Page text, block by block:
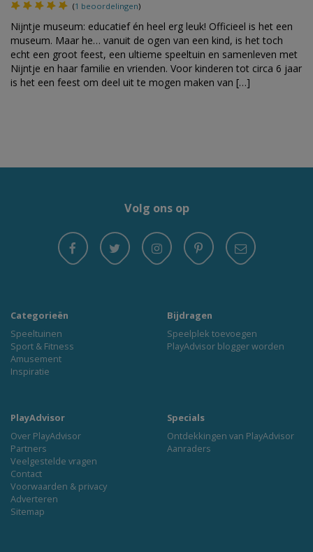
(1 beoordelingen)
Nijntje museum: educatief én heel erg leuk! Officieel is het een
museum. Maar he… vanuit de ogen van een kind, is het toch
echt een groot feest, een ultieme speeltuin en samenleven met
Nijntje en haar familie en vrienden. Voor kinderen tot circa 6 jaar
is het een feest om deel uit te mogen maken van […]
Volg ons op
Categorieën
Speeltuinen
Sport & Fitness
Amusement
Inspiratie
Bijdragen
Speelplek toevoegen
PlayAdvisor blogger worden
PlayAdvisor
Over PlayAdvisor
Partners
Veelgestelde vragen
Contact
Voorwaarden & privacy
Adverteren
Sitemap
Specials
Ontdekkingen van PlayAdvisor
Aanraders